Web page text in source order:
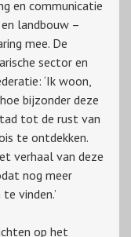
en communicatie
landbouw –
mee. De
sector en
‘Ik woon,
bijzonder deze
tot de rust van
te ontdekken.
verhaal van deze
nog meer
vinden.’
op het